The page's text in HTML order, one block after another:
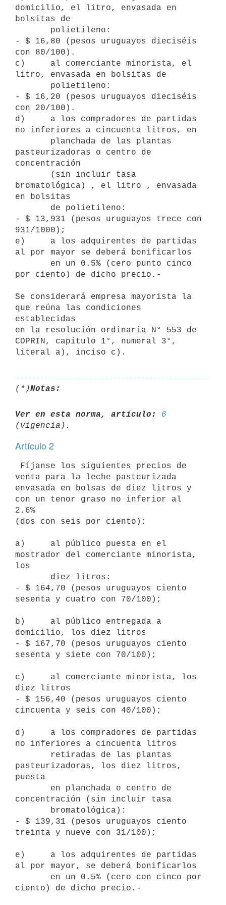
domicilio, el litro, envasada en
bolsitas de
- $ 16,80 (pesos uruguayos dieciséis
con 80/100).
c)     al comerciante minorista, el
litro, envasada en bolsitas de
- $ 16,20 (pesos uruguayos dieciséis
con 20/100).
d)     a los compradores de partidas
no inferiores a cincuenta litros, en
pasteurizadoras o centro de
concentración
bromatológica) , el litro , envasada
en bolsitas
- $ 13,931 (pesos uruguayos trece con
931/1000);
e)     a los adquirentes de partidas
al por mayor se deberá bonificarlos
por ciento) de dicho precio.-
Se considerará empresa mayorista la
que reúna las condiciones
establecidas
en la resolución ordinaria N° 553 de
COPRIN, capítulo 1°, numeral 3°,
(*)Notas:
Ver en esta norma, artículo:
6
Artículo 2
venta para la leche pasteurizada
envasada en bolsas de diez litros y
con un tenor graso no inferior al
2.6%
(dos con seis por ciento):
a)     al público puesta en el
mostrador del comerciante minorista,
los
- $ 164,70 (pesos uruguayos ciento
sesenta y cuatro con 70/100);
b)     al público entregada a
domicilio, los diez litros
- $ 167,70 (pesos uruguayos ciento
sesenta y siete con 70/100);
c)     al comerciante minorista, los
diez litros
- $ 156,40 (pesos uruguayos ciento
cincuenta y seis con 40/100);
d)     a los compradores de partidas
no inferiores a cincuenta litros
pasteurizadoras, los diez litros,
puesta
concentración (sin incluir tasa
- $ 139,31 (pesos uruguayos ciento
treinta y nueve con 31/100);
e)     a los adquirentes de partidas
al por mayor, se deberá bonificarlos
ciento) de dicho precio.-